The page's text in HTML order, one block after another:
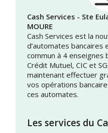
Cash Services - Ste
MOURE
Cash Services est la
d’automates bancaires
commun à 4 enseignes
Crédit Mutuel, CIC et
maintenant effectuer
vos opérations
ces automates.
Les services du